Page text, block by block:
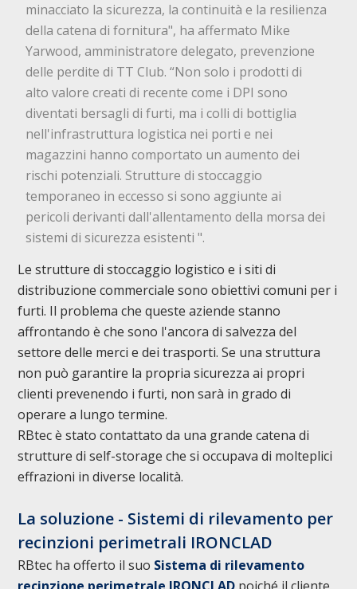
minacciato la sicurezza, la continuità e la resilienza
della catena di fornitura", ha affermato Mike
Yarwood, amministratore delegato, prevenzione
delle perdite di TT Club. “Non solo i prodotti di
alto valore creati di recente come i DPI sono
diventati bersagli di furti, ma i colli di bottiglia
nell'infrastruttura logistica nei porti e nei
magazzini hanno comportato un aumento dei
rischi potenziali. Strutture di stoccaggio
temporaneo in eccesso si sono aggiunte ai
pericoli derivanti dall'allentamento della morsa dei
sistemi di sicurezza esistenti ".
Le strutture di stoccaggio logistico e i siti di
distribuzione commerciale sono obiettivi comuni per i
furti. Il problema che queste aziende stanno
affrontando è che sono l'ancora di salvezza del
settore delle merci e dei trasporti. Se una struttura
non può garantire la propria sicurezza ai propri
clienti prevenendo i furti, non sarà in grado di
operare a lungo termine.
RBtec è stato contattato da una grande catena di
strutture di self-storage che si occupava di molteplici
effrazioni in diverse località.
La soluzione - Sistemi di rilevamento per
recinzioni perimetrali IRONCLAD
RBtec ha offerto il suo Sistema di rilevamento